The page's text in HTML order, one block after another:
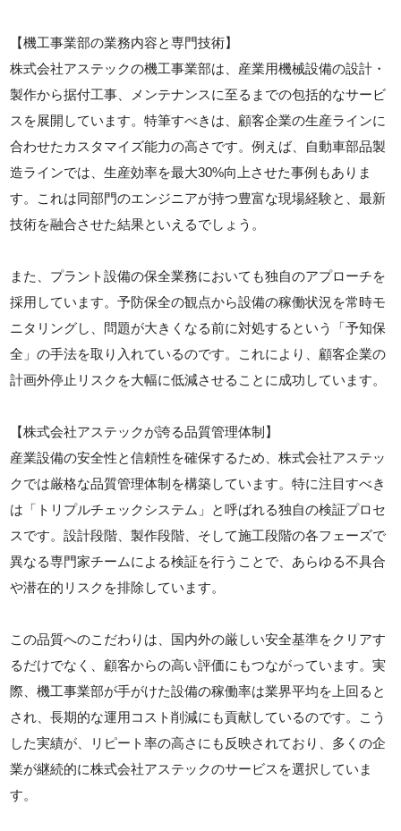
【機工事業部の業務内容と専門技術】
株式会社アステックの機工事業部は、産業用機械設備の設計・
製作から据付工事、メンテナンスに至るまでの包括的なサービ
スを展開しています。特筆すべきは、顧客企業の生産ラインに
合わせたカスタマイズ能力の高さです。例えば、自動車部品製
造ラインでは、生産効率を最大30%向上させた事例もありま
す。これは同部門のエンジニアが持つ豊富な現場経験と、最新
技術を融合させた結果といえるでしょう。
また、プラント設備の保全業務においても独自のアプローチを
採用しています。予防保全の観点から設備の稼働状況を常時モ
ニタリングし、問題が大きくなる前に対処するという「予知保
全」の手法を取り入れているのです。これにより、顧客企業の
計画外停止リスクを大幅に低減させることに成功しています。
【株式会社アステックが誇る品質管理体制】
産業設備の安全性と信頼性を確保するため、株式会社アステッ
クでは厳格な品質管理体制を構築しています。特に注目すべき
は「トリプルチェックシステム」と呼ばれる独自の検証プロセ
スです。設計段階、製作段階、そして施工段階の各フェーズで
異なる専門家チームによる検証を行うことで、あらゆる不具合
や潜在的リスクを排除しています。
この品質へのこだわりは、国内外の厳しい安全基準をクリアす
るだけでなく、顧客からの高い評価にもつながっています。実
際、機工事業部が手がけた設備の稼働率は業界平均を上回ると
され、長期的な運用コスト削減にも貢献しているのです。こう
した実績が、リピート率の高さにも反映されており、多くの企
業が継続的に株式会社アステックのサービスを選択していま
す。